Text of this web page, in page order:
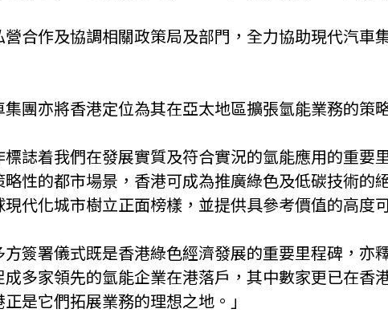
合作及協調相關政策局及部門，全力協助現代汽
團亦將香港定位為其在亞太地區擴張氫能業務的策
誌着我們在發展實質及符合實況的氫能應用的重
性的都市場景，香港可成為推廣綠色及低碳技術
代化城市樹立正面榜樣，並提供具參考價值的高度
簽署儀式既是香港綠色經濟發展的重要里程碑，
多家領先的氫能企業在港落戶，其中數家更已在
是它們拓展業務的理想之地。」